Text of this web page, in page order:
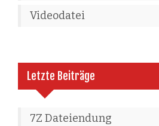
Videodatei
Letzte Beiträge
7Z Dateiendung